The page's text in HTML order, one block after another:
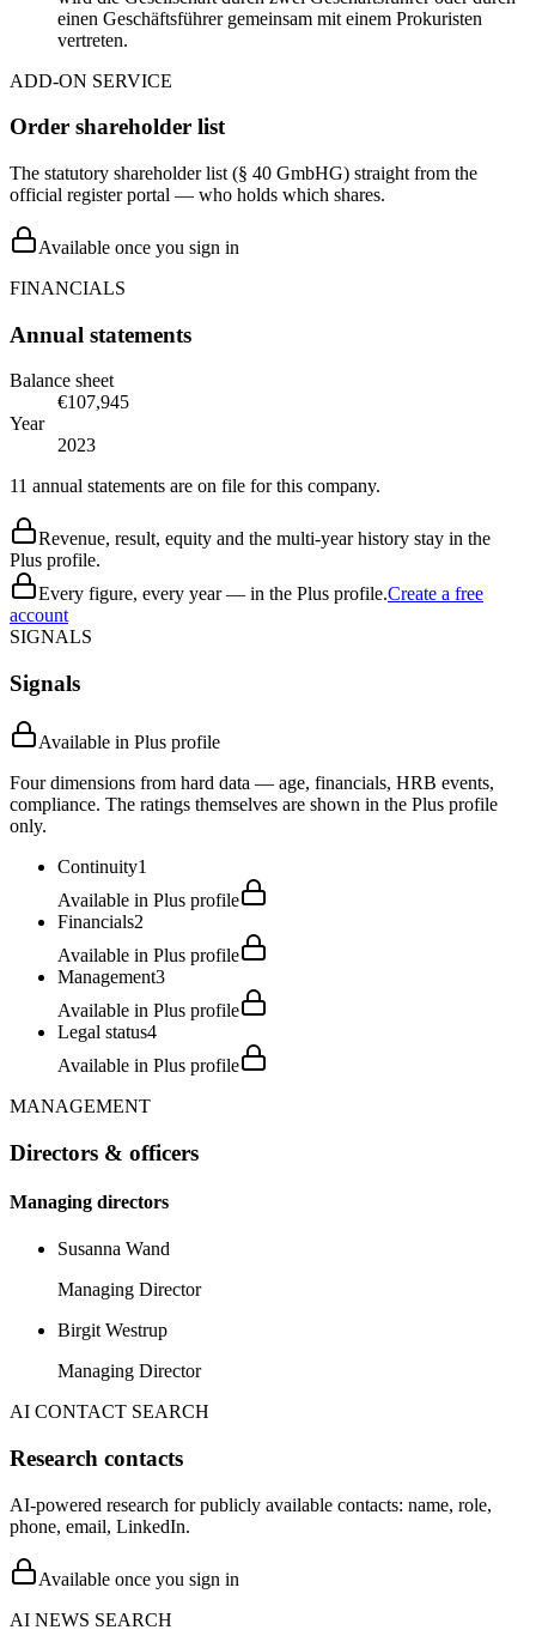
einen Geschäftsführer gemeinsam mit einem Prokuristen
vertreten.
ADD-ON SERVICE
Order shareholder list
The statutory shareholder list (§ 40 GmbHG) straight from the
official register portal — who holds which shares.
Available once you sign in
FINANCIALS
Annual statements
Balance sheet
€107,945
Year
2023
11 annual statements are on file for this company.
Revenue, result, equity and the multi-year history stay in the
Plus profile.
Every figure, every year — in the Plus profile.Create a free
account
SIGNALS
Signals
Available in Plus profile
Four dimensions from hard data — age, financials, HRB events,
compliance. The ratings themselves are shown in the Plus profile
only.
Continuity1
Available in Plus profile
Financials2
Available in Plus profile
Management3
Available in Plus profile
Legal status4
Available in Plus profile
MANAGEMENT
Directors & officers
Managing directors
Susanna Wand
Managing Director
Birgit Westrup
Managing Director
AI CONTACT SEARCH
Research contacts
AI-powered research for publicly available contacts: name, role,
phone, email, LinkedIn.
Available once you sign in
AI NEWS SEARCH